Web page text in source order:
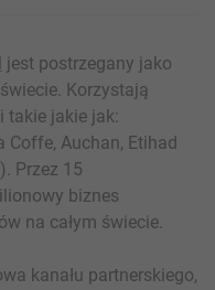
jest postrzegany jako
Korzystają
takie jakie jak:
Coffe, Auchan, Etihad
Przez 15
biznes
na całym świecie.
kanału partnerskiego,